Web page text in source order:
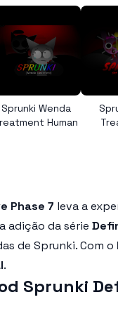
Sprunki Wenda
Human
Phase 7 leva a
adição da série
de Sprunki. Com o
.
Sprunki